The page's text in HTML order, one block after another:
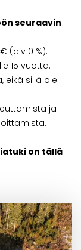
seuraavin
(alv 0 %).
15 vuotta.
eikä sillä ole
ja
on tällä